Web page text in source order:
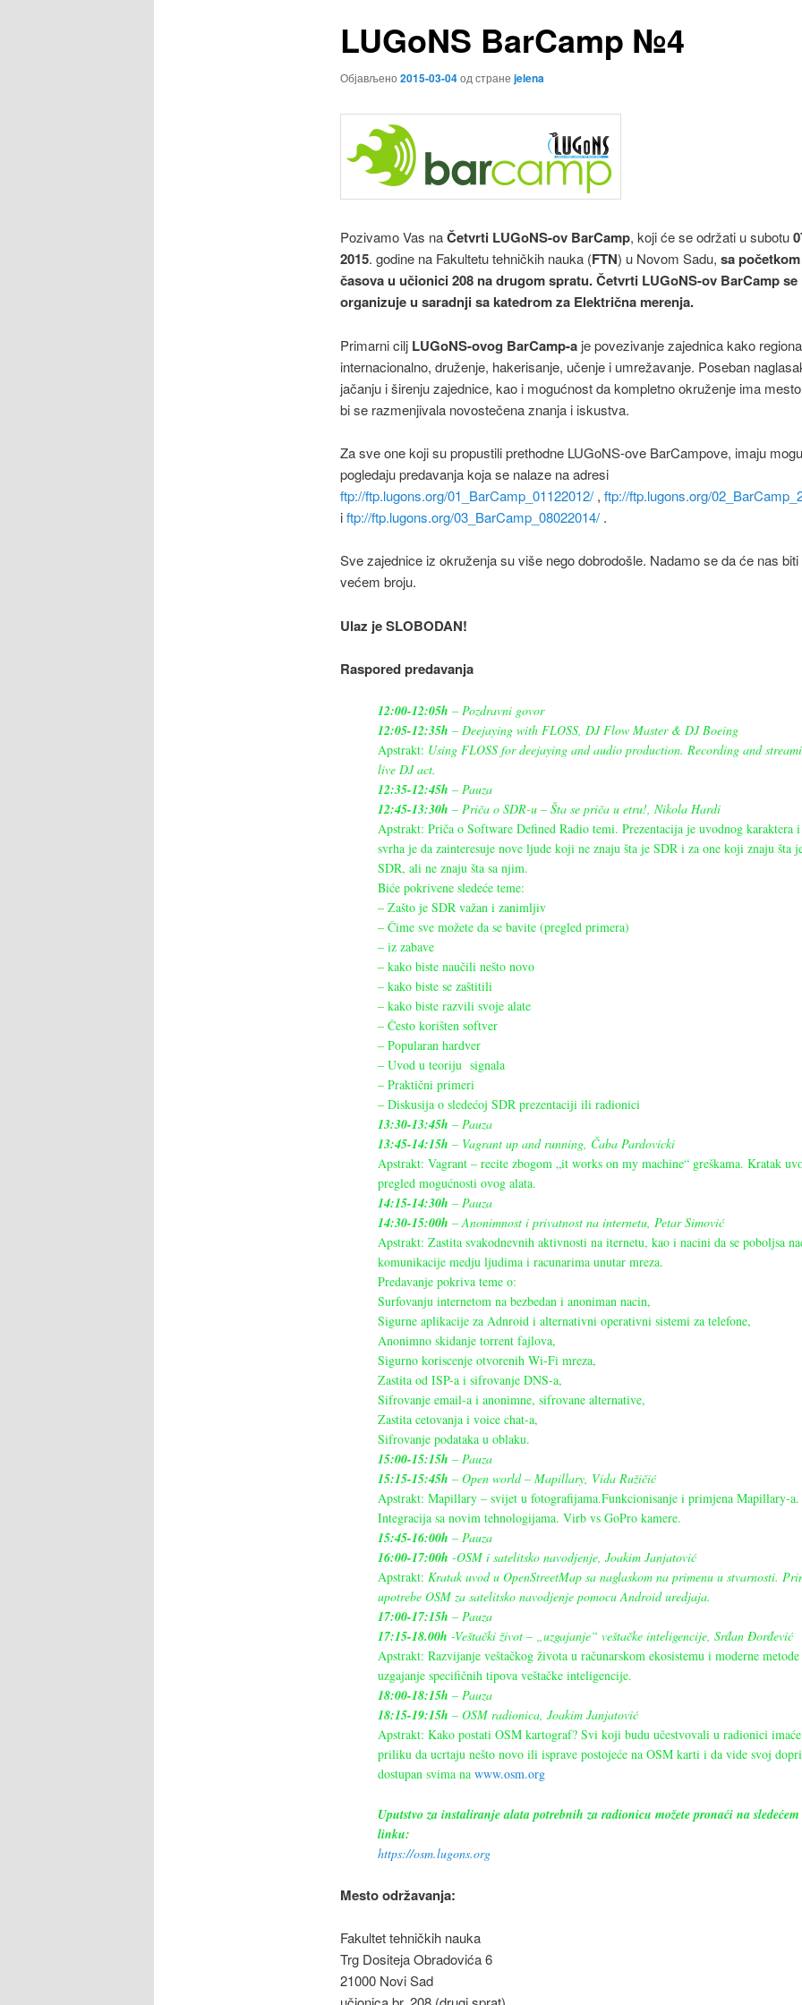
LUGoNS BarCamp №4
Објављено 2015-03-04од стране jelena
Pozivamo Vas naČetvrti LUGoNS-ov BarCamp, koji će se održati u subotu
2015. godine na Fakultetu tehničkih nauka (FTN) u Novom Sadu, sa
časova u učionici 208 na drugom spratu.Četvrti LUGoNS-ov BarCampse
organizuje u saradnji sa katedrom za Električna merenja.
Primarni cilj LUGoNS-ovog BarCamp-aje povezivanje zajednica kako
internacionalno, druženje, hakerisanje, učenje i umrežavanje. Poseban
jačanju i širenju zajednice, kao i mogućnost da kompletno okruženje ima
bi se razmenjivala novostečena znanja i iskustva.
Za sve one koji su propustili prethodne LUGoNS-ove BarCampove, imaju
pogledaju predavanja koja se nalaze na adresi
ftp://ftp.lugons.org/01_BarCamp_01122012/, ftp://ftp.lugons.org/
iftp://ftp.lugons.org/03_BarCamp_08022014/.
Sve zajednice iz okruženja su više nego dobrodošle. Nadamo se da će nas biti
većem broju.
Ulaz je SLOBODAN!
Raspored predavanja
12:00-12:05h – Pozdravni govor
12:05-12:35h – Deejaying with FLOSS, DJ Flow Master & DJ Boeing
Apstrakt: Using FLOSS for deejaying and audio production. Recording and
live DJ act.
12:35-12:45h – Pauza
12:45-13:30h – Priča o SDR-u – Šta se priča u etru!, Nikola Hardi
Apstrakt: Priča o Software Defined Radio temi. Prezentacija je uvodnog karaktera i
svrha je da zainteresuje nove ljude koji ne znaju šta je SDR i za one koji znaju šta
SDR, ali ne znaju šta sa njim.
Biće pokrivene sledeće teme:
– Zašto je SDR važan i zanimljiv
– Čime sve možete da se bavite (pregled primera)
– iz zabave
– kako biste naučili nešto novo
– kako biste se zaštitili
– kako biste razvili svoje alate
– Često korišten softver
– Popularan hardver
– Uvod u teoriju signala
– Praktični primeri
– Diskusija o sledećoj SDR prezentaciji ili radionici
13:30-13:45h – Pauza
13:45-14:15h – Vagrant up and running, Čaba Pardovicki
Apstrakt: Vagrant – recite zbogom „it works on my machine“ greškama. Kratak
pregled mogućnosti ovog alata.
14:15-14:30h – Pauza
14:30-15:00h – Anonimnost i privatnost na internetu, Petar Simović
Apstrakt: Zastita svakodnevnih aktivnosti na iternetu, kao i nacini da se poboljsa
komunikacije medju ljudima i racunarima unutar mreza.
Predavanje pokriva teme o:
Surfovanju internetom na bezbedan i anoniman nacin,
Sigurne aplikacije za Adnroid i alternativni operativni sistemi za telefone,
Anonimno skidanje torrent fajlova,
Sigurno koriscenje otvorenih Wi-Fi mreza,
Zastita od ISP-a i sifrovanje DNS-a,
Sifrovanje email-a i anonimne, sifrovane alternative,
Zastita cetovanja i voice chat-a,
Sifrovanje podataka u oblaku.
15:00-15:15h – Pauza
15:15-15:45h – Open world – Mapillary, Vida Ružičić
Apstrakt: Mapillary – svijet u fotografijama.Funkcionisanje i primjena Mapillary-a.
Integracija sa novim tehnologijama. Virb vs GoPro kamere.
15:45-16:00h – Pauza
16:00-17:00h -OSM i satelitsko navodjenje, Joakim Janjatović
Apstrakt: Kratak uvod u OpenStreetMap sa naglaskom na primenu u stvarnosti.
upotrebe OSM za satelitsko navodjenje pomocu Android uredjaja.
17:00-17:15h – Pauza
17:15-18.00h -Veštački život – „uzgajanje“ veštačke inteligencije, Srđan Đorđević
Apstrakt: Razvijanje veštačkog života u računarskom ekosistemu i moderne metode
uzgajanje specifičnih tipova veštačke inteligencije.
18:00-18:15h – Pauza
18:15-19:15h – OSM radionica, Joakim Janjatović
Apstrakt: Kako postati OSM kartograf? Svi koji budu učestvovali u radionici imaće
priliku da ucrtaju nešto novo ili isprave postojeće na OSM karti i da vide svoj
dostupan svima na www.osm.org
Uputstvo za instaliranje alata potrebnih za radionicu možete pronaći na sledećem
linku:
https://osm.lugons.org
Mesto održavanja:
Fakultet tehničkih nauka
Trg Dositeja Obradovića 6
21000 Novi Sad